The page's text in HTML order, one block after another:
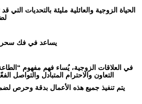
الحياة الزوجية والعائلية مليئة بالتحديات
يساعد في فك سحر
في العلاقات الزوجية، يُساء فهم مفهوم
التعاون والاحترام المتبادل والتواصل
يتم تنفيذ جميع هذه الأعمال بدقة وحرص